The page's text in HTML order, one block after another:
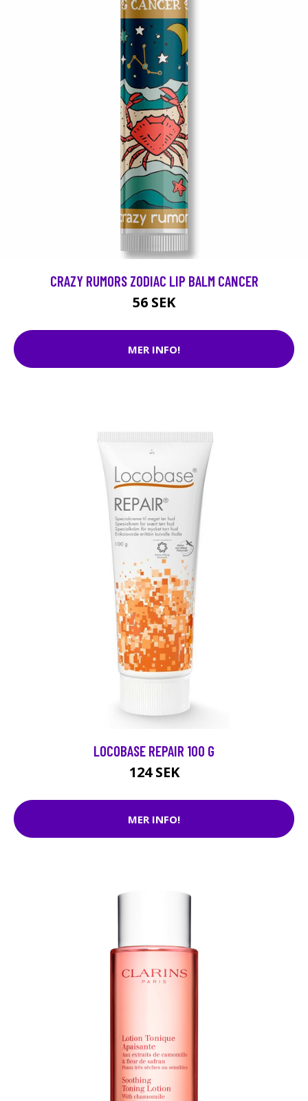
CRAZY RUMORS ZODIAC LIP BALM CANCER
56 SEK
MER INFO!
LOCOBASE REPAIR 100 G
124 SEK
MER INFO!